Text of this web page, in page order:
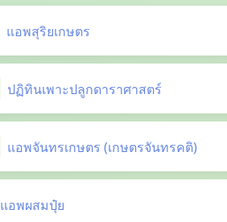
แอพสุริยเกษตร
ปฏิทินเพาะปลูกดาราศาสตร์
แอพจันทรเกษตร (เกษตรจันทรคติ)
แอพผสมปุ๋ย